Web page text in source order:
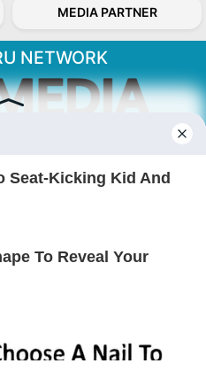
MEDIA PARTNER
NETWORK
berita aktual dan